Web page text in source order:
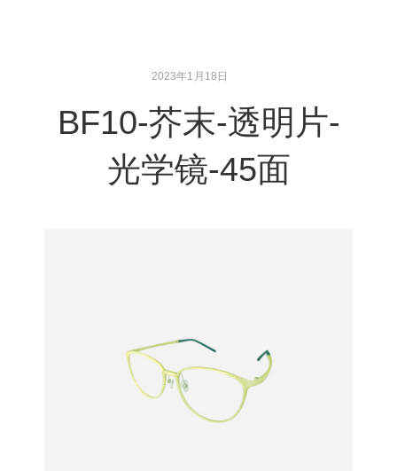
2023年1月18日
BF10-芥末-透明片-
光学镜-45面